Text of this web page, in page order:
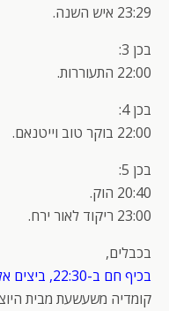
23:29 איש השנה.
בכן 3:
22:00 התעוררות.
בכן 4:
22:00 בוקר טוב וייטנאם.
בכן 5:
20:40 הוק.
23:00 ריקוד לאור ירח.
בכבלים,
בכיף חם ב-22:30, ביצים אל הקיר.
קומדיה משעשעת מבית